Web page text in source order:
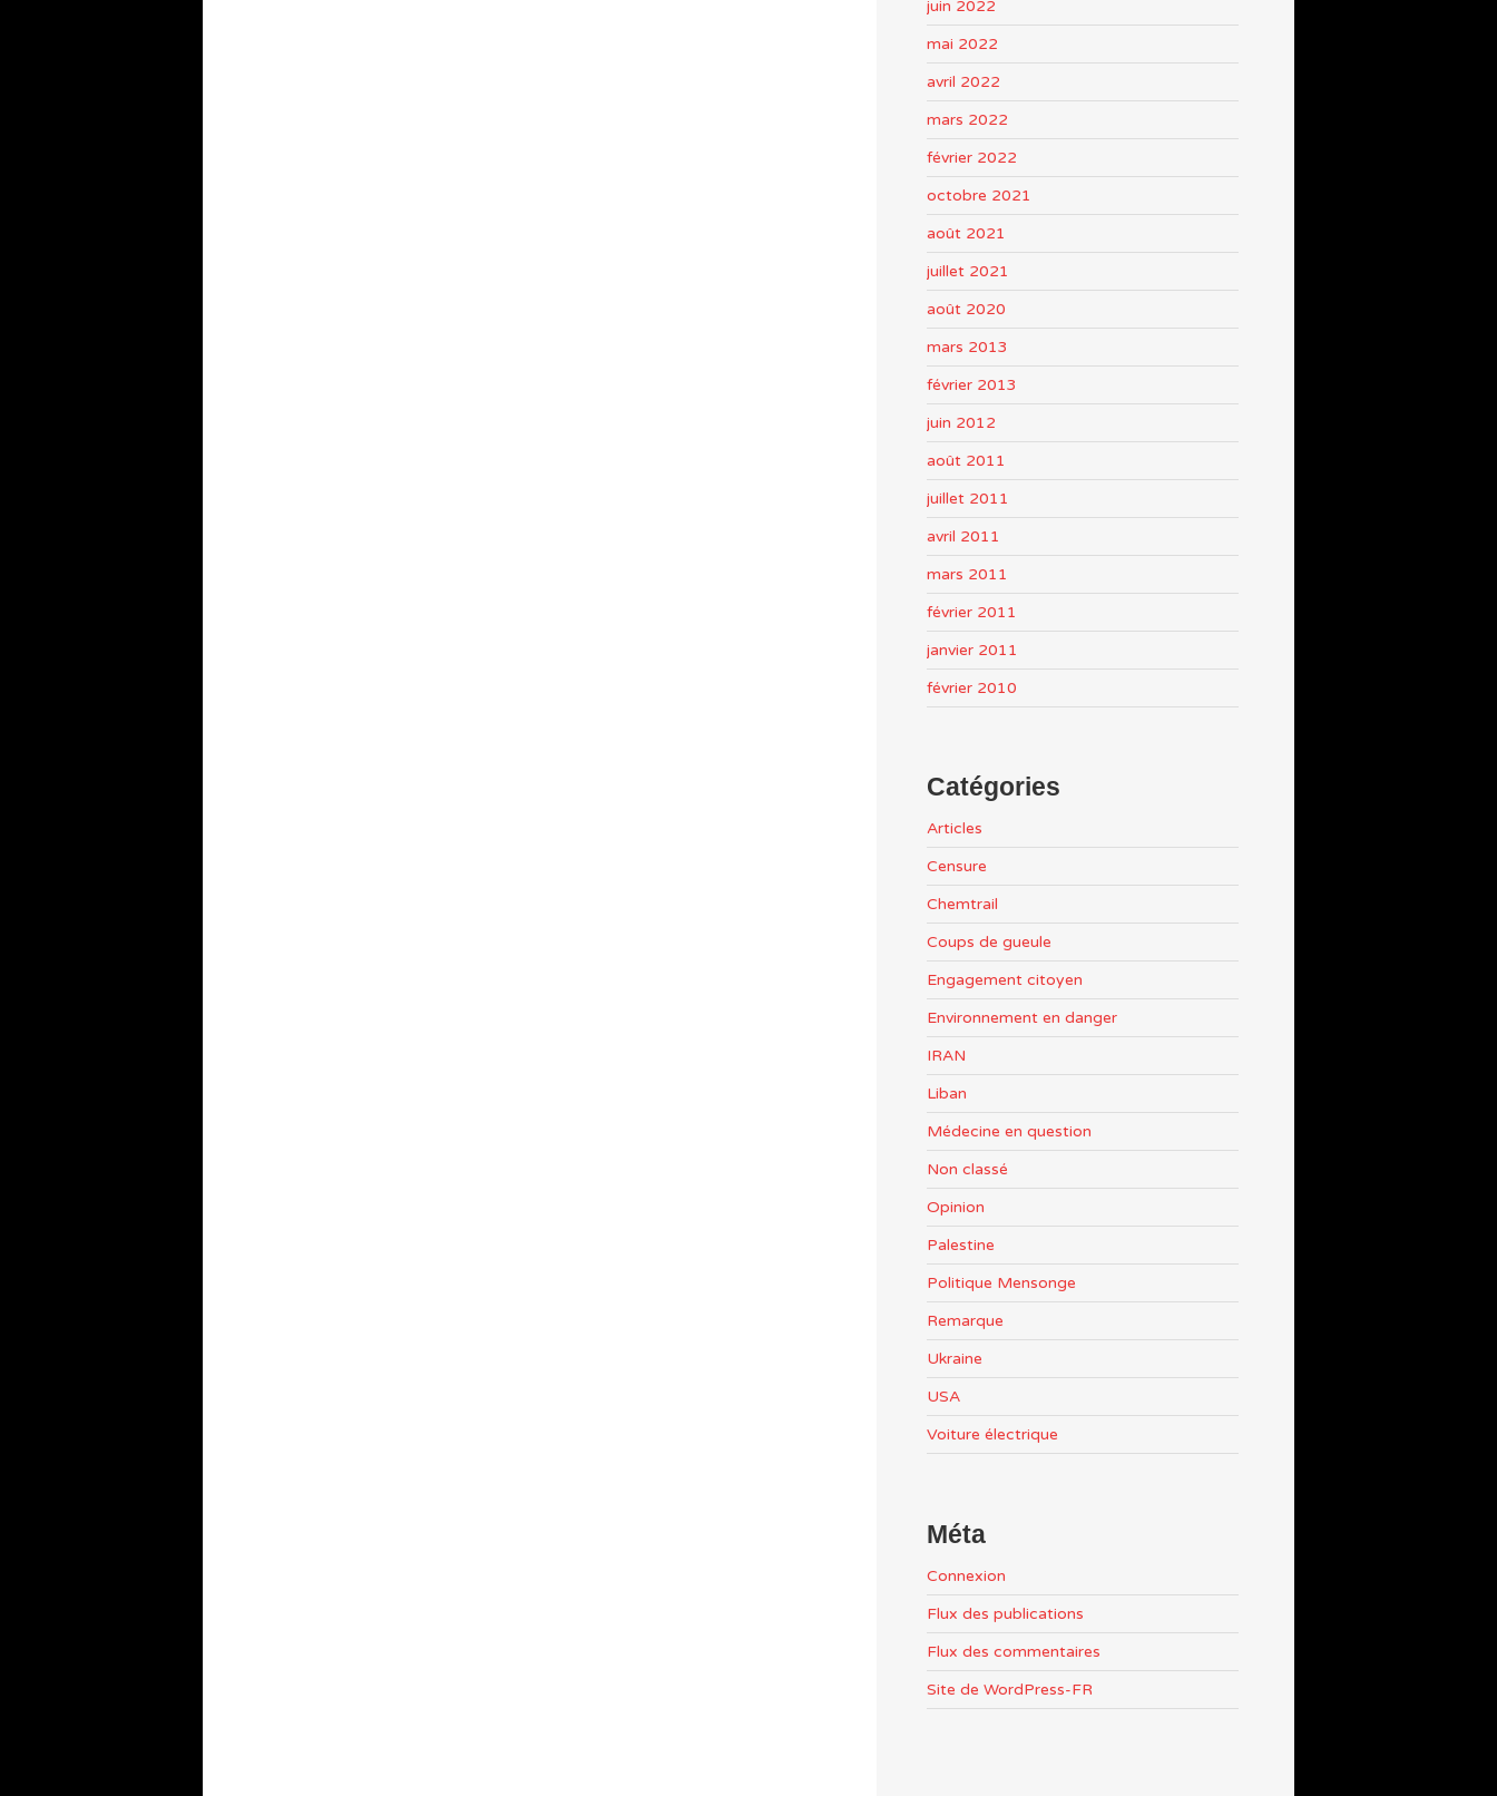
juin 2022
mai 2022
avril 2022
mars 2022
février 2022
octobre 2021
août 2021
juillet 2021
août 2020
mars 2013
février 2013
juin 2012
août 2011
juillet 2011
avril 2011
mars 2011
février 2011
janvier 2011
février 2010
Catégories
Articles
Censure
Chemtrail
Coups de gueule
Engagement citoyen
Environnement en danger
IRAN
Liban
Médecine en question
Non classé
Opinion
Palestine
Politique Mensonge
Remarque
Ukraine
USA
Voiture électrique
Méta
Connexion
Flux des publications
Flux des commentaires
Site de WordPress-FR